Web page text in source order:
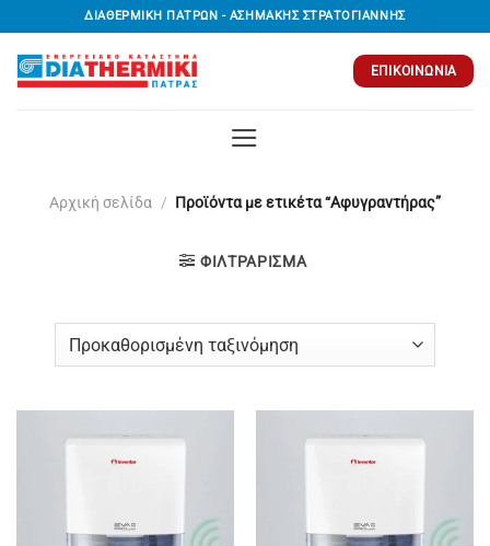
στο
περιεχόμενο
ΔΙΑΘΕΡΜΙΚΗ ΠΑΤΡΩΝ - ΑΣΗΜΑΚΗΣ ΣΤΡΑΤΟΓΙΑΝΝΗΣ
ΕΠΙΚΟΙΝΩΝΊΑ
Αρχική σελίδα / Προϊόντα με ετικέτα “Αφυγραντήρας”
ΦΙΛΤΡΆΡΙΣΜΑ